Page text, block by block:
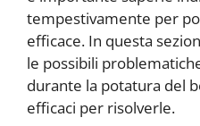
tempestivamente per
efficace. In questa
le possibili
durante la potatura del
efficaci per risolverle.